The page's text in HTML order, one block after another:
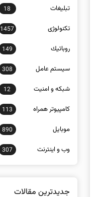
تبلیغات 18
تکنولوژی 1457
روباتيك 149
سيستم عامل 308
شبكه و امنيت 12
كامپيوتر همراه 113
موبايل 890
وب و اينترنت 307
جدیدترین مقالات